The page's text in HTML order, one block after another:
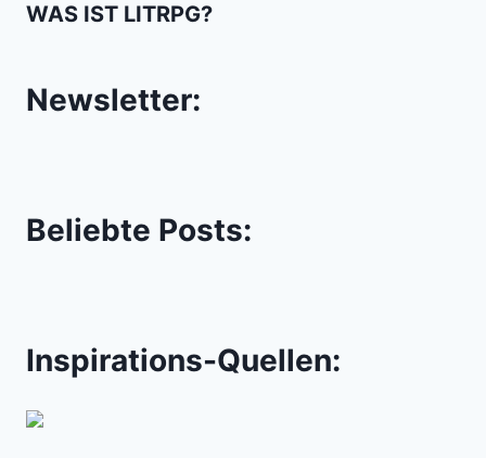
WAS IST LITRPG?
Newsletter:
Beliebte Posts:
Inspirations-Quellen: